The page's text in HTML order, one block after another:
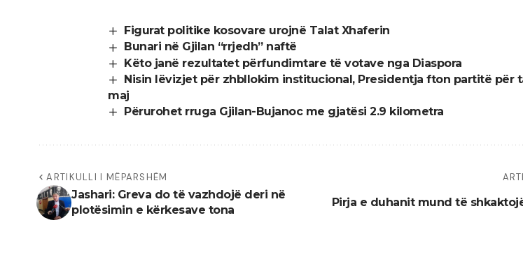
Figurat politike kosovare urojnë Talat Xhaferin
Bunari në Gjilan “rrjedh” naftë
Këto janë rezultatet përfundimtare të votave nga Diaspora
Nisin lëvizjet për zhbllokim institucional, Presidentja fton partitë për
maj
Përurohet rruga Gjilan-Bujanoc me gjatësi 2.9 kilometra
ARTIKULLI I MËPARSHËM
Jashari: Greva do të vazhdojë deri në
plotësimin e kërkesave tona
Pirja e duhanit mund të